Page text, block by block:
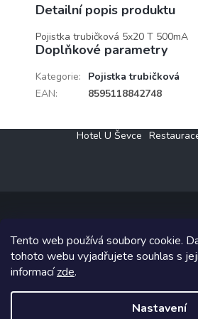
Tento web používá soubory cookie.
tohoto webu vyjadřujete souhlas s
informacízde.
Nastavení
Detailní popis produktu
Pojistka trubičková 5x20 T 500mA
Doplňkové parametry
Kategorie:
Pojistka trubičková
EAN: 8595118842748
Hotel U Ševce
Copyright 2026Elektro Klesný s.r.o..
Grafický návrh vytvořil a na Shoptet
Shoptetak.cz.